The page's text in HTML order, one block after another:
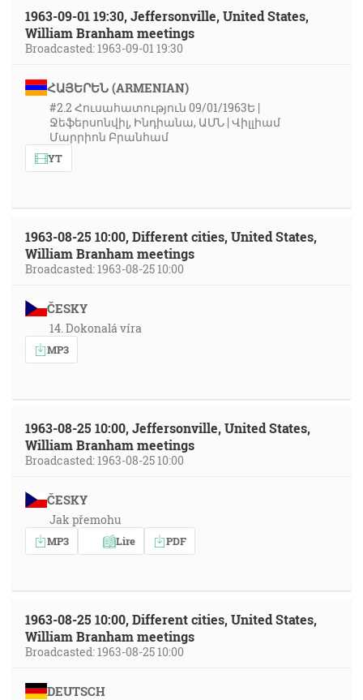
1963-09-01 19:30, Jeffersonville, United States,
William Branham meetings
Broadcasted: 1963-09-01 19:30
ՀԱՅԵՐԵՆ (ARMENIAN)
#2.2 Հուսահատություն 09/01/1963Ե |
Ջեֆերսոնվիլ, Ինդիանա, ԱՄՆ | Վիլլիամ
Մարրիոն Բրանհամ
YT
1963-08-25 10:00, Different cities, United States,
William Branham meetings
Broadcasted: 1963-08-25 10:00
ČESKY
14. Dokonalá víra
MP3
1963-08-25 10:00, Jeffersonville, United States,
William Branham meetings
Broadcasted: 1963-08-25 10:00
ČESKY
Jak přemohu
MP3 Lire PDF
1963-08-25 10:00, Different cities, United States,
William Branham meetings
Broadcasted: 1963-08-25 10:00
DEUTSCH